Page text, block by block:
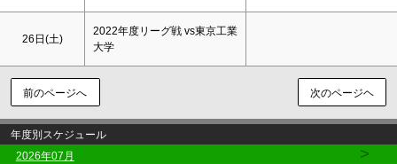
26日(土)
2022年度リーグ戦 vs東京工業
大学
前のページへ 次のページヘ
年度別スケジュール
2026年07月
>